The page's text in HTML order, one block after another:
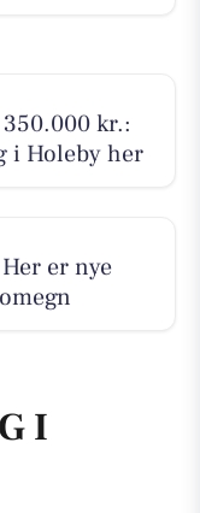
kr.:
i Holeby her
er nye
I